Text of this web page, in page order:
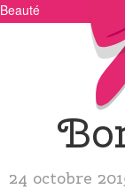
Beauté
24 octobre